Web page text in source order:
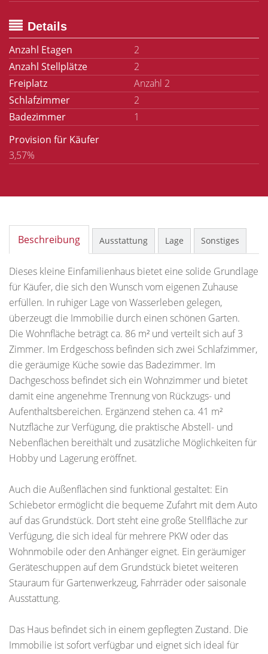
Details
Anzahl Etagen
2
Anzahl Stellplätze
2
Freiplatz
Anzahl 2
Schlafzimmer
2
Badezimmer
1
Provision für Käufer
3,57%
Beschreibung Ausstattung Lage Sonstiges
Dieses kleine Einfamilienhaus bietet eine solide Grundlage
für Käufer, die sich den Wunsch vom eigenen Zuhause
erfüllen. In ruhiger Lage von Wasserleben gelegen,
überzeugt die Immobilie durch einen schönen Garten.
Die Wohnfläche beträgt ca. 86 m² und verteilt sich auf 3
Zimmer. Im Erdgeschoss befinden sich zwei Schlafzimmer,
die geräumige Küche sowie das Badezimmer. Im
Dachgeschoss befindet sich ein Wohnzimmer und bietet
damit eine angenehme Trennung von Rückzugs- und
Aufenthaltsbereichen. Ergänzend stehen ca. 41 m²
Nutzfläche zur Verfügung, die praktische Abstell- und
Nebenflächen bereithält und zusätzliche Möglichkeiten für
Hobby und Lagerung eröffnet.
Auch die Außenflächen sind funktional gestaltet: Ein
Schiebetor ermöglicht die bequeme Zufahrt mit dem Auto
auf das Grundstück. Dort steht eine große Stellfläche zur
Verfügung, die sich ideal für mehrere PKW oder das
Wohnmobile oder den Anhänger eignet. Ein geräumiger
Geräteschuppen auf dem Grundstück bietet weiteren
Stauraum für Gartenwerkzeug, Fahrräder oder saisonale
Ausstattung.
Das Haus befindet sich in einem gepflegten Zustand. Die
Immobilie ist sofort verfügbar und eignet sich ideal für